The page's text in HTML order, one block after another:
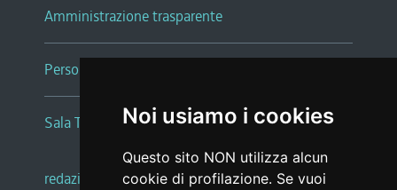
Noi usiamo i cookies
Questo sito NON utilizza alcun
cookie di profilazione. Se vuoi
Amministrazione trasparente
Persone e Uffici
Sala Tiziano Tessitori
redazione web |note legali |glossario